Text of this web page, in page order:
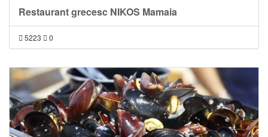
Restaurant grecesc NIKOS Mamaia
5223 0